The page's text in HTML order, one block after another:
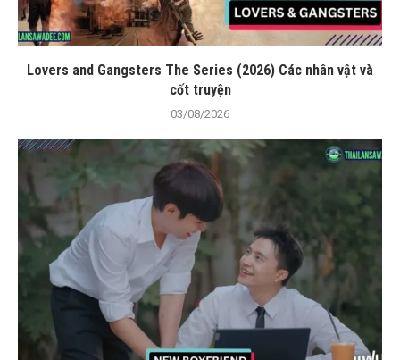
Lovers and Gangsters The Series (2026) Các nhân vật và
cốt truyện
03/08/2026